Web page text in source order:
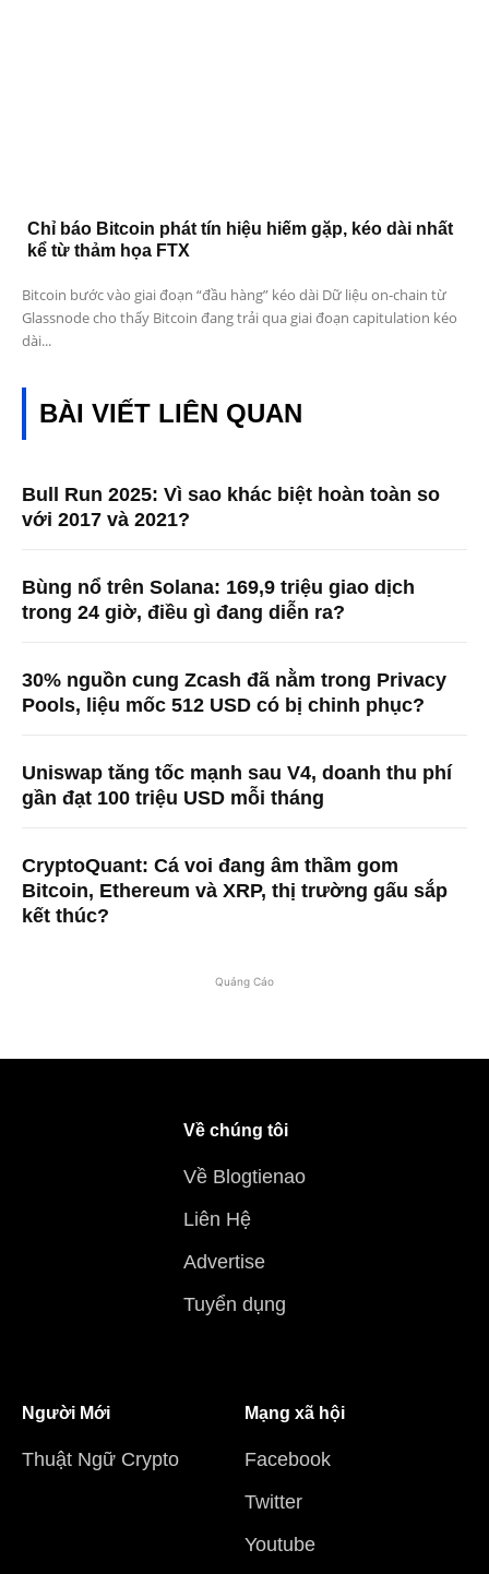
Chỉ báo Bitcoin phát tín hiệu hiếm gặp, kéo dài nhất
kể từ thảm họa FTX
Bitcoin bước vào giai đoạn “đầu hàng” kéo dài Dữ liệu on-chain từ
Glassnode cho thấy Bitcoin đang trải qua giai đoạn capitulation kéo
dài...
BÀI VIẾT LIÊN QUAN
Bull Run 2025: Vì sao khác biệt hoàn toàn so
với 2017 và 2021?
Bùng nổ trên Solana: 169,9 triệu giao dịch
trong 24 giờ, điều gì đang diễn ra?
30% nguồn cung Zcash đã nằm trong Privacy
Pools, liệu mốc 512 USD có bị chinh phục?
Uniswap tăng tốc mạnh sau V4, doanh thu phí
gần đạt 100 triệu USD mỗi tháng
CryptoQuant: Cá voi đang âm thầm gom
Bitcoin, Ethereum và XRP, thị trường gấu sắp
kết thúc?
Quảng Cáo
Về chúng tôi
Về Blogtienao
Liên Hệ
Advertise
Tuyển dụng
Người Mới
Thuật Ngữ Crypto
Mạng xã hội
Facebook
Twitter
Youtube